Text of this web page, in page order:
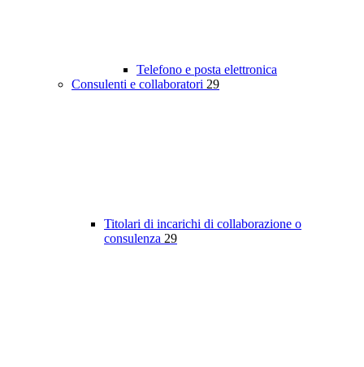
Telefono e posta elettronica
Consulenti e collaboratori 29
Titolari di incarichi di collaborazione o
consulenza 29